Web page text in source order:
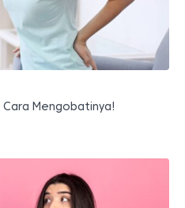
Mengobatinya!